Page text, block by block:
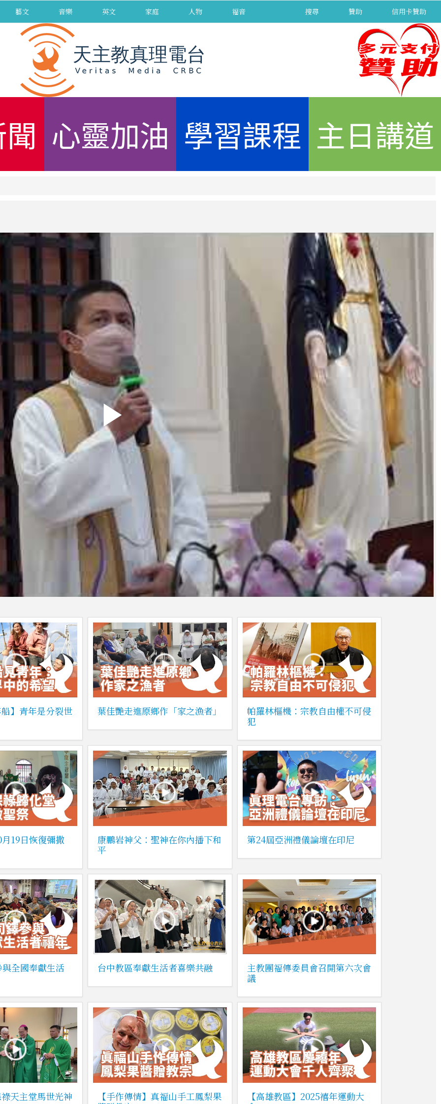
藝文 音樂 英文 家庭 人物 福音 搜尋 贊助 信用卡贊助
心靈加油 學習課程 主日講道
】青年是分裂世 葉佳艷走進原鄉作「家之漁者」
帕羅林樞機：宗教自由權不可侵
犯
19日恢復彌撒
康鵬岩神父：聖神在你內播下和
平
第24屆亞洲禮儀論壇在印尼
全國奉獻生活 台中教區奉獻生活者喜樂共融
主教團福傳委員會召開第六次會
議
天主堂馬世光神
【手作傳情】真福山手工鳳梨果
【高雄教區】2025禧年運動大